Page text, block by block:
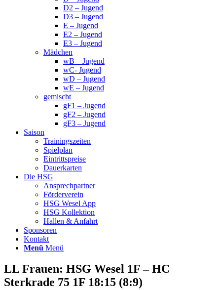
D2 – Jugend
D3 – Jugend
E – Jugend
E2 – Jugend
E3 – Jugend
Mädchen
wB – Jugend
wC- Jugend
wD – Jugend
wE – Jugend
gemischt
gF1 – Jugend
gF2 – Jugend
gF3 – Jugend
Saison
Trainingszeiten
Spielplan
Eintrittspreise
Dauerkarten
Die HSG
Ansprechpartner
Förderverein
HSG Wesel App
HSG Kollektion
Hallen & Anfahrt
Sponsoren
Kontakt
Menü Menü
LL Frauen: HSG Wesel 1F – HC
Sterkrade 75 1F 18:15 (8:9)